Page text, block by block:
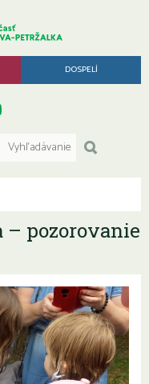
DOSPELÍ
pozorovanie